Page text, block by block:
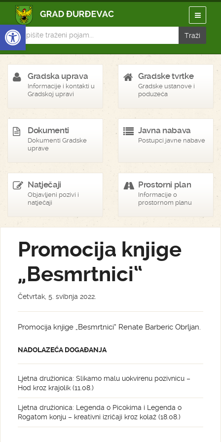
Open toolbar
Gradska uprava
Informacije i kontakti u
Gradskoj upravi
Gradske tvrtke
Gradske ustanove i
poduzeća
Dokumenti
Dokumenti Gradske
uprave
Javna nabava
Postupci javne nabave
Natječaji
Objavljeni pozivi i
natječaji
Prostorni plan
Informacije o
prostornom planu
Promocija knjige
„Besmrtnici“
Četvrtak, 5. svibnja 2022.
Promocija knjige „Besmrtnici“ Renate Barberic Obrljan.
NADOLAZEĆA DOGAĐANJA
Ljetna družionica: Slikamo malu uokvirenu pozivnicu –
Hod kroz krajolik (11.08.)
Ljetna družionica: Legenda o Picokima i Legenda o
Rogatom konju – kreativni izričaji kroz kolaž (18.08.)